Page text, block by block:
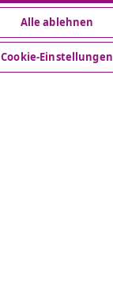
Alle ablehnen
Cookie-Einstellungen